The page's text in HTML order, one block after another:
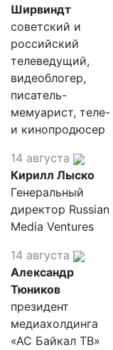
Ширвиндт
советский и
российский
телеведущий,
видеоблогер,
писатель-
мемуарист, теле-
и кинопродюсер
14 августа
Кирилл Лыско
Генеральный
директор Russian
Media Ventures
14 августа
Александр
Тюников
президент
медиахолдинга
«АС Байкал ТВ»